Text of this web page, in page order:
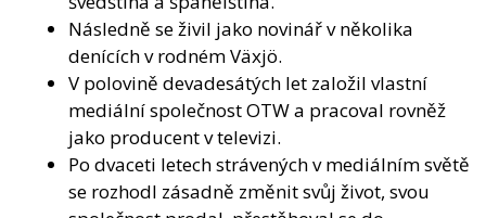
Následně se živil jako novinář v několika
denících v rodném Växjö.
V polovině devadesátých let založil vlastní
mediální společnost OTW a pracoval rovněž
jako producent v televizi.
Po dvaceti letech strávených v mediálním světě
se rozhodl zásadně změnit svůj život, svou